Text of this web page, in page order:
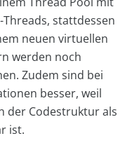
stattdessen
neuen virtuellen
werden noch
Zudem sind bei
besser, weil
der Codestruktur als
ist.